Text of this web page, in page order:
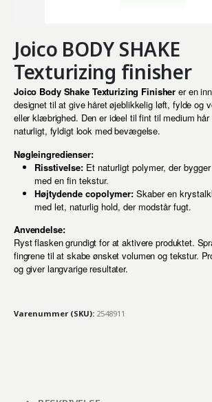
Joico BODY SHAKE
Texturizing finisher
Joico Body Shake Texturizing Finisher er en
designet til at give håret øjeblikkelig løft, fylde og
eller klæbrighed. Den er ideel til fint til medium hår
naturligt, fyldigt look med bevægelse.
Nøgleingredienser:
Risstivelse:Et naturligt polymer, der
med en fin tekstur.
Højtydende copolymer:Skaber en
med let, naturlig hold, der modstår fugt.
Anvendelse:
Ryst flasken grundigt for at aktivere produktet.
fingrene til at skabe ønsket volumen og tekstur.
og giver langvarige resultater.
Varenummer (SKU): 2548911